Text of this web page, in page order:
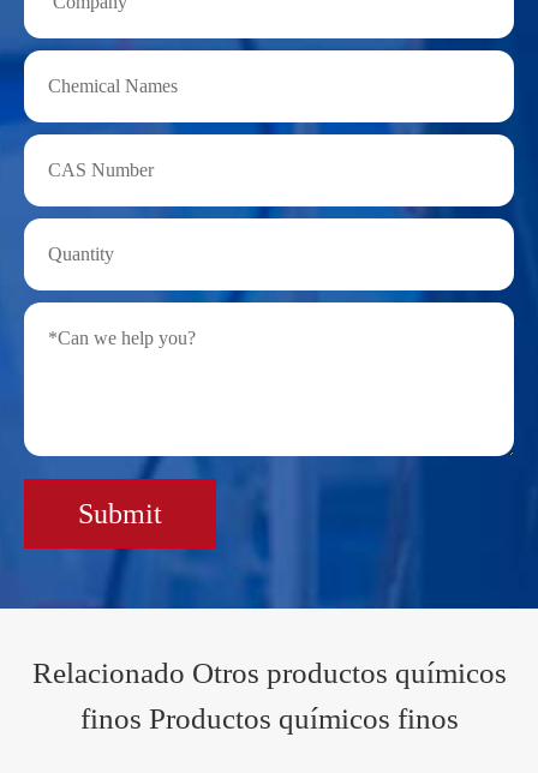
Submit
Relacionado Otros productos químicos
finos Productos químicos finos